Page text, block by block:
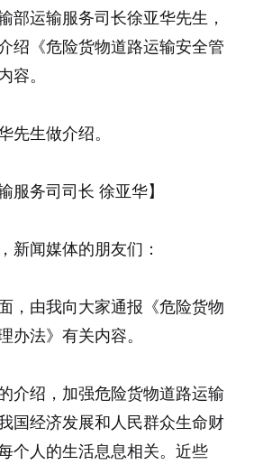
部运输服务司长徐亚华先生，
绍《危险货物道路运输安全管
容。
先生做介绍。
服务司司长 徐亚华】
新闻媒体的朋友们：
，由我向大家通报《危险货物
办法》有关内容。
介绍，加强危险货物道路运输
国经济发展和人民群众生命财
个人的生活息息相关。近些